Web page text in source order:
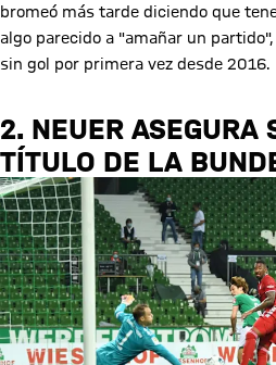
bromeó más tarde diciendo que
algo parecido a "amañar un
sin gol por primera vez desde 2016.
2. NEUER ASEGURA
TÍTULO DE LA